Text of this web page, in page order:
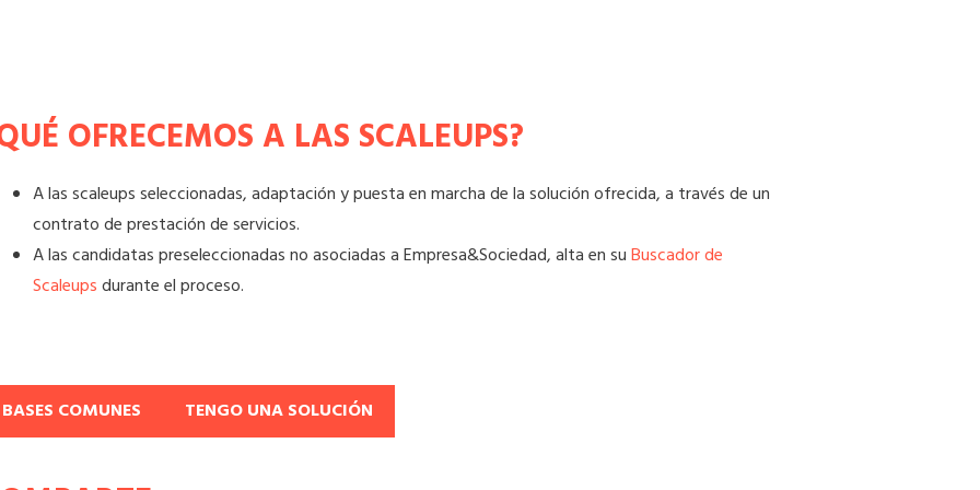
OFRECEMOS A LAS SCALEUPS?
A las scaleups seleccionadas, adaptación y puesta en marcha de la solución ofrecida, a través de un
contrato de prestación de servicios.
A las candidatas preseleccionadas no asociadas a Empresa&Sociedad, alta en suBuscador de
Scaleupsdurante el proceso.
BASES COMUNES TENGO UNA SOLUCIÓN